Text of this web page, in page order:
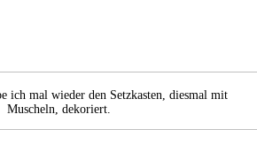
ich mal wieder den Setzkasten, diesmal mit
Muscheln, dekoriert.